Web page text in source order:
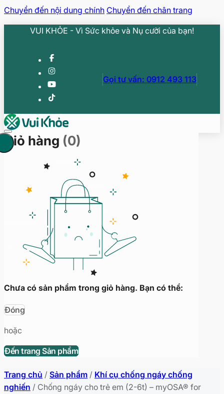
Chuyển đến nội dung chính Chuyển đến chân trang
VUI KHỎE - Vì Sức khỏe và Nụ cười của bạn!
Gọi tư vấn: 0912 493 113
Giỏ hàng (0)
Chưa có sản phẩm trong giỏ hàng. Bạn có thể:
Đóng
hoặc
Đến trang Sản phẩm
Trang chủ / Sản phẩm / Khí cụ chống ngáy chống
nghiến / Chống ngáy cho trẻ em (2-6t) – myOSA® for